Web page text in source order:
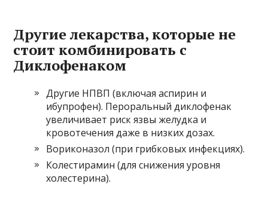
Другие лекарства, которые не
стоит комбинировать с
Диклофенаком
Другие НПВП (включая аспирин и
ибупрофен). Пероральный диклофенак
увеличивает риск язвы желудка и
кровотечения даже в низких дозах.
Вориконазол (при грибковых инфекциях).
Колестирамин (для снижения уровня
холестерина).